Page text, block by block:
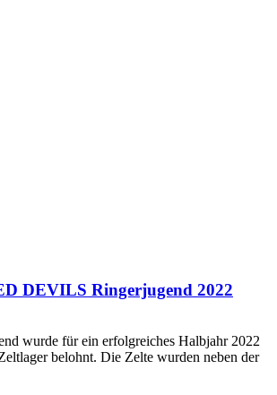
DEVILS Ringerjugend 2022
wurde für ein erfolgreiches Halbjahr 2022
belohnt. Die Zelte wurden neben der